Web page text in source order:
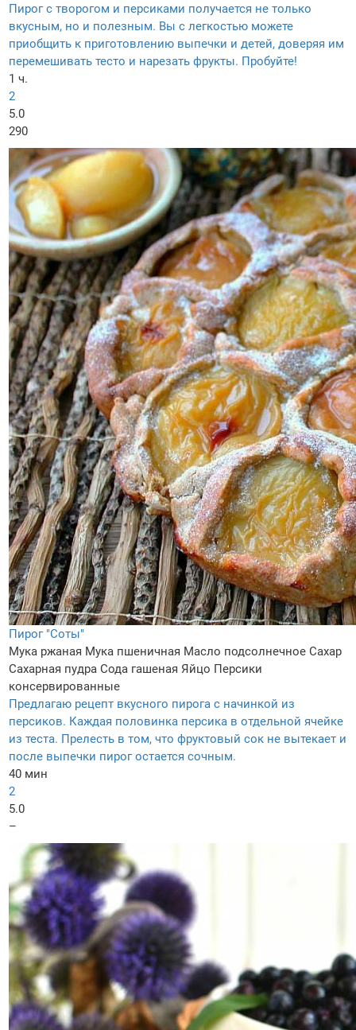
Пирог с творогом и персиками получается не только
вкусным, но и полезным. Вы с легкостью можете
приобщить к приготовлению выпечки и детей, доверяя им
перемешивать тесто и нарезать фрукты. Пробуйте!
1 ч.
2
5.0
290
Пирог "Соты"
Мука ржаная Мука пшеничная Масло подсолнечное Сахар
Сахарная пудра Сода гашеная Яйцо Персики
консервированные
Предлагаю рецепт вкусного пирога с начинкой из
персиков. Каждая половинка персика в отдельной ячейке
из теста. Прелесть в том, что фруктовый сок не вытекает и
после выпечки пирог остается сочным.
40 мин
2
5.0
–